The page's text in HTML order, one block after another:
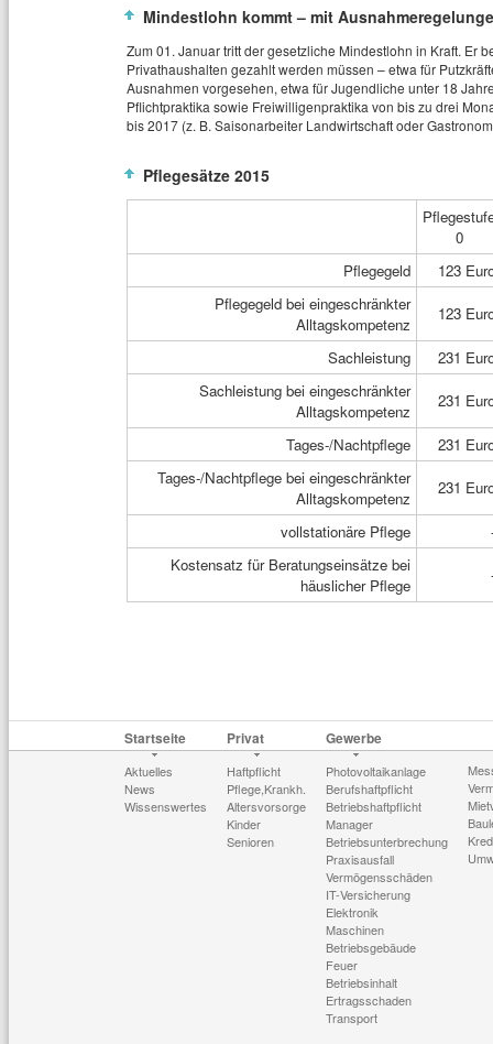
Mindestlohn kommt – mit
Zum 01. Januar tritt der gesetzliche Mindestlohn in Kraft. Er
Privathaushalten gezahlt werden müssen – etwa für
Ausnahmen vorgesehen, etwa für Jugendliche unter 18
Pflichtpraktika sowie Freiwilligenpraktika von bis zu drei
bis 2017 (z. B. Saisonarbeiter Landwirtschaft oder
Pflegesätze 2015
0
Pflegegeld
123
Pflegegeld bei eingeschränkter
Alltagskompetenz
123
Sachleistung
231
Sachleistung bei eingeschränkter
Alltagskompetenz
231
Tages-/Nachtpflege
231
Tages-/Nachtpflege bei eingeschränkter
Alltagskompetenz
231
vollstationäre Pflege
Kostensatz für Beratungseinsätze bei
häuslicher Pflege
Startseite
Aktuelles
News
Wissenswertes
Privat
Haftpflicht
Pflege,Krankh.
Altersvorsorge
Kinder
Senioren
Gewerbe
Photovoltaikanlage
Berufshaftpflicht
Betriebshaftpflicht
Manager
Betriebsunterbrechung
Praxisausfall
Vermögensschäden
IT-Versicherung
Elektronik
Maschinen
Betriebsgebäude
Feuer
Betriebsinhalt
Ertragsschaden
Transport